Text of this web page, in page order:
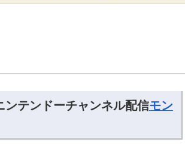
ンテンドーチャンネル配信モン